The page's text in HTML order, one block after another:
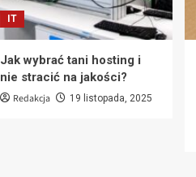
IT
Jak wybrać tani hosting i
nie stracić na jakości?
Redakcja 19 listopada, 2025